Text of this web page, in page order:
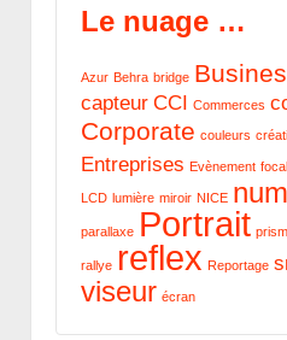
Le nuage …
Azur Behra bridge
capteur CCI Commerces
Corporate couleurs
Entreprises Evènement
LCD lumière miroir NICE
parallaxe Portrait
rallye reflex Reportage
viseur écran